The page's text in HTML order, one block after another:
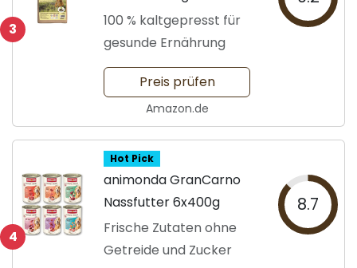
3
100 % kaltgepresst für
gesunde Ernährung
Preis prüfen
Amazon.de
4
Hot Pick
animonda GranCarno
Nassfutter 6x400g
Frische Zutaten ohne
Getreide und Zucker
8.7